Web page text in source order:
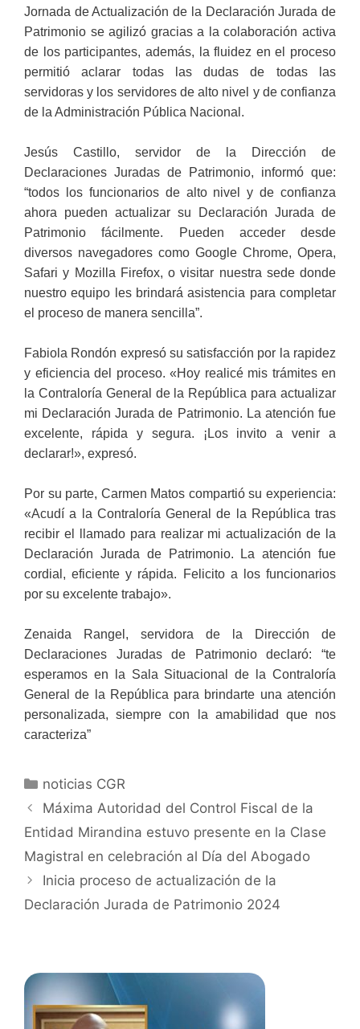
Jornada de Actualización de la Declaración Jurada de
Patrimonio se agilizó gracias a la colaboración activa
de los participantes, además, la fluidez en el proceso
permitió aclarar todas las dudas de todas las
servidoras y los servidores de alto nivel y de confianza
de la Administración Pública Nacional.
Jesús Castillo, servidor de la Dirección de
Declaraciones Juradas de Patrimonio, informó que:
“todos los funcionarios de alto nivel y de confianza
ahora pueden actualizar su Declaración Jurada de
Patrimonio fácilmente. Pueden acceder desde
diversos navegadores como Google Chrome, Opera,
Safari y Mozilla Firefox, o visitar nuestra sede donde
nuestro equipo les brindará asistencia para completar
el proceso de manera sencilla”.
Fabiola Rondón expresó su satisfacción por la rapidez
y eficiencia del proceso. «Hoy realicé mis trámites en
la Contraloría General de la República para actualizar
mi Declaración Jurada de Patrimonio. La atención fue
excelente, rápida y segura. ¡Los invito a venir a
declarar!», expresó.
Por su parte, Carmen Matos compartió su experiencia:
«Acudí a la Contraloría General de la República tras
recibir el llamado para realizar mi actualización de la
Declaración Jurada de Patrimonio. La atención fue
cordial, eficiente y rápida. Felicito a los funcionarios
por su excelente trabajo».
Zenaida Rangel, servidora de la Dirección de
Declaraciones Juradas de Patrimonio declaró: “te
esperamos en la Sala Situacional de la Contraloría
General de la República para brindarte una atención
personalizada, siempre con la amabilidad que nos
caracteriza”
noticias CGR
Máxima Autoridad del Control Fiscal de la
Entidad Mirandina estuvo presente en la Clase
Magistral en celebración al Día del Abogado
Inicia proceso de actualización de la
Declaración Jurada de Patrimonio 2024